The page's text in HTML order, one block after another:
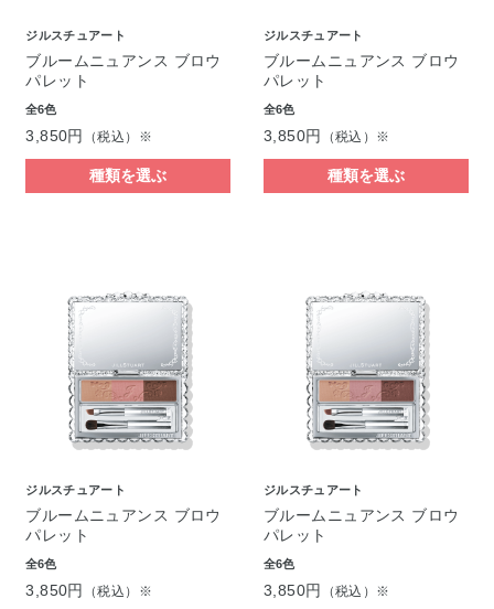
ジルスチュアート
ブルームニュアンス ブロウ
パレット
全6色
3,850円 （税込）※
種類を選ぶ
ジルスチュアート
ブルームニュアンス ブロウ
パレット
全6色
3,850円 （税込）※
種類を選ぶ
ジルスチュアート
ブルームニュアンス ブロウ
パレット
全6色
3,850円 （税込）※
ジルスチュアート
ブルームニュアンス ブロウ
パレット
全6色
3,850円 （税込）※